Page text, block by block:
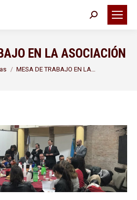
Buscar:
EN LA ASOCIACIÓN
MESA DE TRABAJO EN LA…